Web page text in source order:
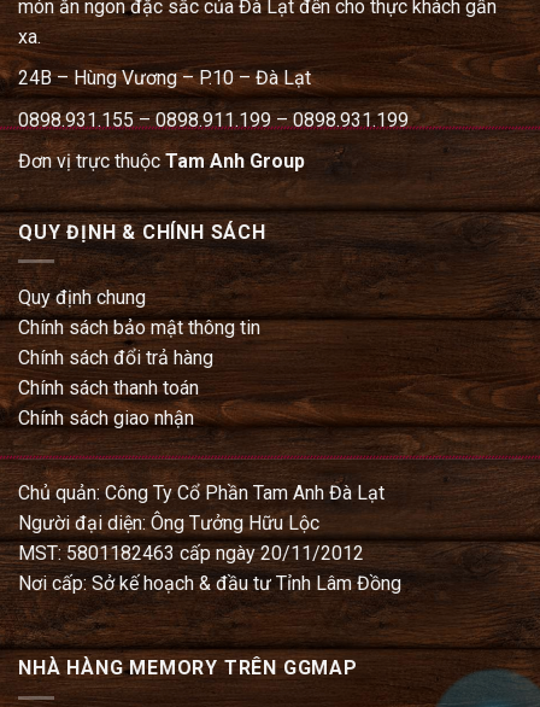
món ăn ngon đặc sắc của Đà Lạt đến cho thực khách gần
xa.
24B – Hùng Vương – P.10 – Đà Lạt
0898.931.155 – 0898.911.199 – 0898.931.199
Đơn vị trực thuộcTam Anh Group
QUY ĐỊNH & CHÍNH SÁCH
Quy định chung
Chính sách bảo mật thông tin
Chính sách đổi trả hàng
Chính sách thanh toán
Chính sách giao nhận
Chủ quản: Công Ty Cổ Phần Tam Anh Đà Lạt
Người đại diện: Ông Tưởng Hữu Lộc
MST: 5801182463 cấp ngày 20/11/2012
Nơi cấp: Sở kế hoạch & đầu tư Tỉnh Lâm Đồng
NHÀ HÀNG MEMORY TRÊN GGMAP